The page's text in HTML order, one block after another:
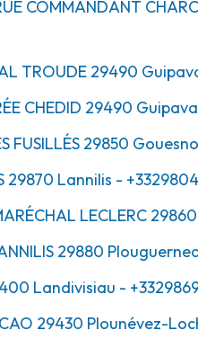
COMMANDANT
TROUDE 29490
CHEDID 29490
FUSILLÉS 29850
29870 Lannilis -
LECLERC 29860
29880
Landivisiau -
29430 Plounévez-